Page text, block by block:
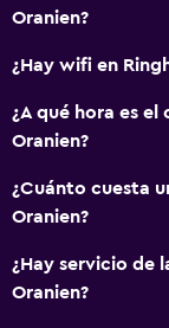
Oranien?
¿Hay wifi en
¿A qué hora es
Oranien?
¿Cuánto cuesta
Oranien?
¿Hay servicio de
Oranien?